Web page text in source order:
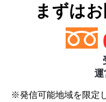
まずは
運
※発信可能地域を限定